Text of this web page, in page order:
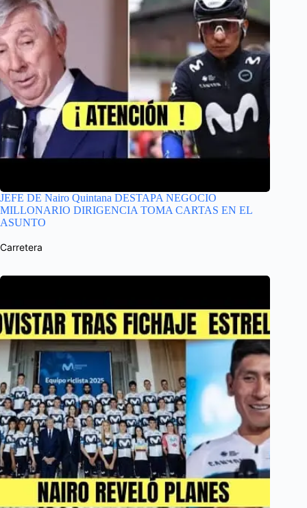
JEFE DE Nairo Quintana DESTAPA NEGOCIO
MILLONARIO DIRIGENCIA TOMA CARTAS EN EL
ASUNTO
Carretera